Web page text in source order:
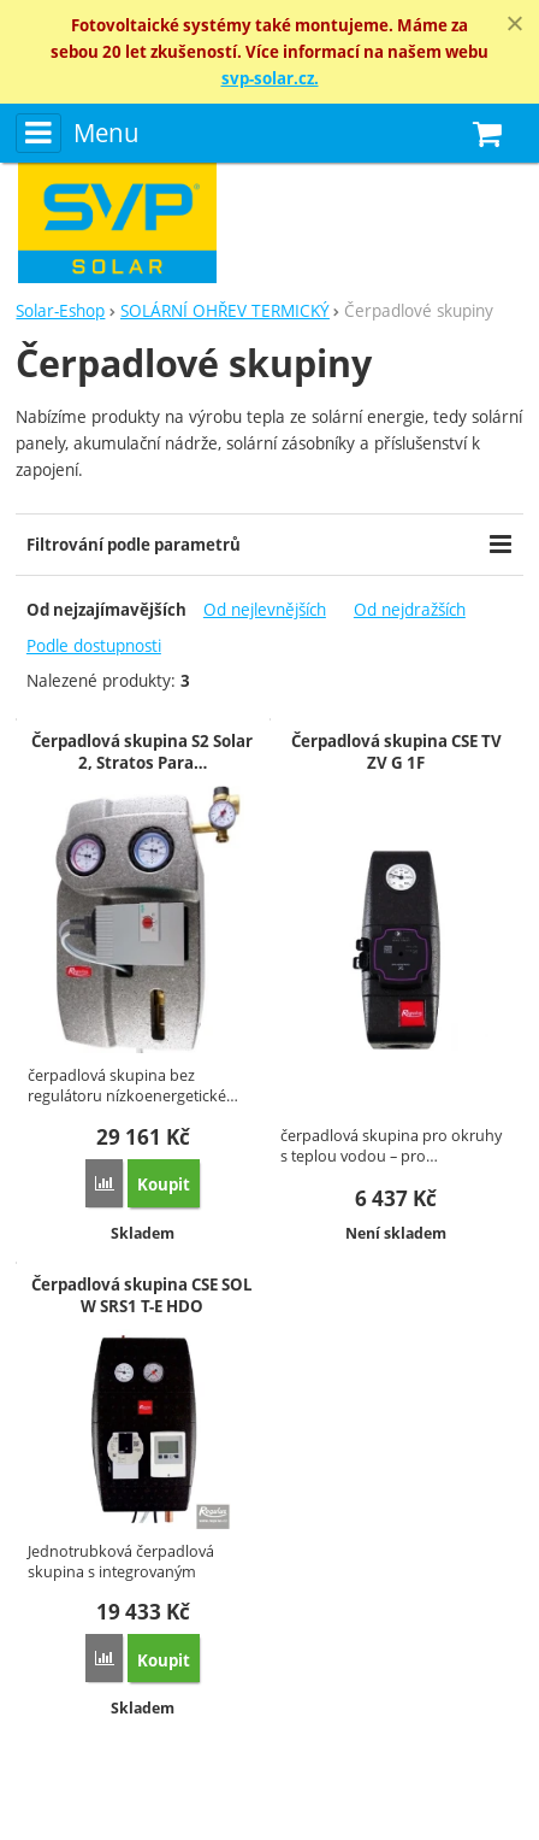
Fotovoltaické systémy také montujeme. Máme za
sebou 20 let zkušeností. Více informací na našem webu
svp-solar.cz.
Menu
Solar-Eshop SOLÁRNÍ OHŘEV TERMICKÝ Čerpadlové skupiny
Čerpadlové skupiny
Nabízíme produkty na výrobu tepla ze solární energie, tedy solární
panely, akumulační nádrže, solární zásobníky a příslušenství k
zapojení.
Filtrování podle parametrů
Cena (Kč)
-
Dostupnost
Skladem
Od nejzajímavějších Od nejlevnějších
Od nejdražších
Podle dostupnosti
Nalezené produkty: 3
Produkty
Čerpadlová skupina S2 Solar
2, Stratos Para…
čerpadlová skupina bez
regulátoru nízkoenergetické…
29 161 Kč
Přidat 'Čerpadlová skupina S2 Solar 2, Stratos Para 25/1-8,
Koupit
Dostupnost:
Skladem
Čerpadlová skupina CSE TV
ZV G 1F
čerpadlová skupina pro okruhy
s teplou vodou – pro…
6 437 Kč
Dostupnost:
Není skladem
Čerpadlová skupina CSE SOL
W SRS1 T-E HDO
Jednotrubková čerpadlová
skupina s integrovaným
19 433 Kč
Přidat 'Čerpadlová skupina CSE SOL W SRS1 T-E HDO' k
Koupit
Dostupnost:
Skladem